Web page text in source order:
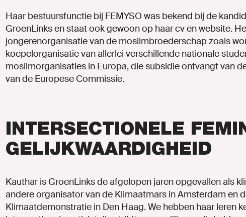
Haar bestuursfunctie bij FEMYSO was bekend bij de
GroenLinks en staat ook gewoon op haar cv en website.
jongerenorganisatie van de moslimbroederschap zoals
koepelorganisatie van allerlei verschillende nationale
moslimorganisaties in Europa, die subsidie ontvangt van
van de Europese Commissie.
INTERSECTIONELE
GELIJKWAARDIGHEID
Kauthar is GroenLinks de afgelopen jaren opgevallen als
andere organisator van de Klimaatmars in Amsterdam en
Klimaatdemonstratie in Den Haag. We hebben haar leren